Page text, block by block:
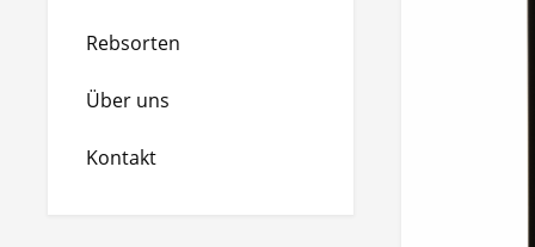
Rebsorten
Über uns
Kontakt